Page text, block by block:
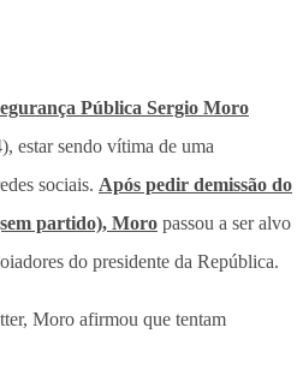
Pública Sergio Moro
estar sendo vítima de uma
sociais. Após pedir demissão do
partido), Moro passou a ser alvo
do presidente da República.
Moro afirmou que tentam